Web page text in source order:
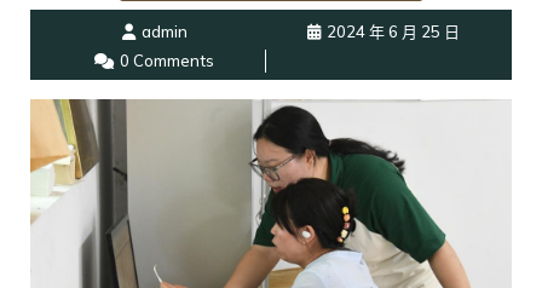
admin
2024 年 6 月 25 日
0 Comments